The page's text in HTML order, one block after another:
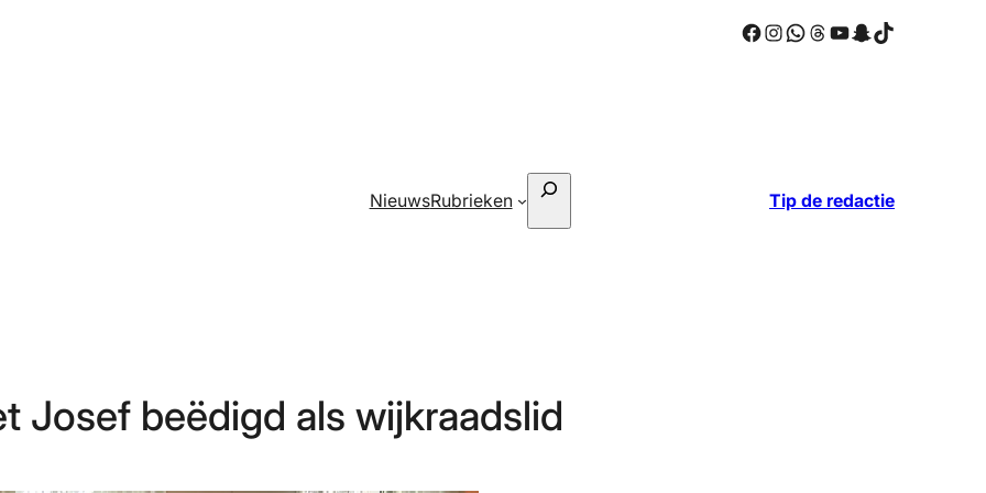
Facebook
Instagram
WhatsApp
Threads
YouTube
Snapchat
TikTok
NieuwsRubrieken
Zoeken
Tip de redactie
Josef beëdigd als wijkraadslid